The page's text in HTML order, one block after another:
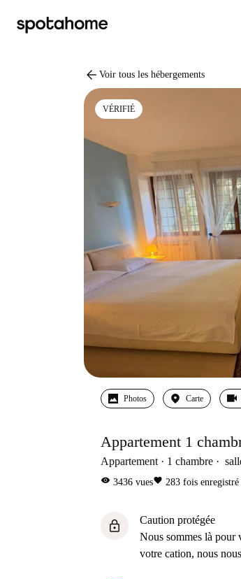
arrow_back Voir tous les hébergements
VÉRIFIÉ
Photos Carte
Appartement 1
Appartement 1 chambre
visibility 3436 vuesfavorite 283 fois
lock
Caution protégée
Nous sommes là pour
votre cation, nous